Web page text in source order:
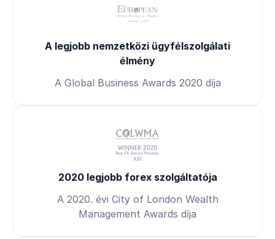
A legjobb nemzetközi ügyfélszolgálati
élmény
A Global Business Awards 2020 díja
2020 legjobb forex szolgáltatója
A 2020. évi City of London Wealth
Management Awards díja